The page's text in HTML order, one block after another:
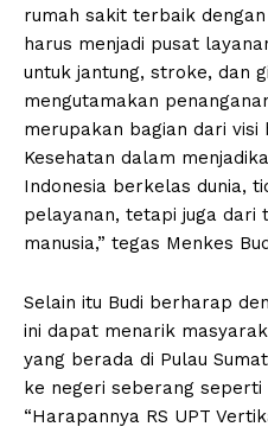
rumah sakit terbaik
harus menjadi pusat
untuk jantung, stroke, dan
mengutamakan
merupakan bagian dari visi
Kesehatan dalam
Indonesia berkelas dunia,
pelayanan, tetapi juga dari
manusia,” tegas Menkes
Selain itu Budi berharap
ini dapat menarik
yang berada di Pulau
ke negeri seberang seperti
“Harapannya RS UPT